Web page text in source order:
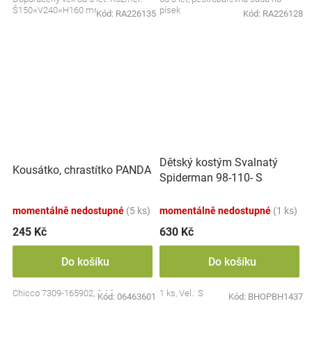
Š150×V240×H160 mmKód: RA226135 písek
Kód: RA226128
Kousátko, chrastítko PANDA
momentálně nedostupné (5 ks)
245 Kč
Do košíku
Chicco 7309-165902, 0-18m
Kód: 06463601
Dětský kostým Svalnatý
Spiderman 98-110- S
momentálně nedostupné (1 ks)
630 Kč
Do košíku
1 ks, Vel.: S Kód: BHOPBH1437